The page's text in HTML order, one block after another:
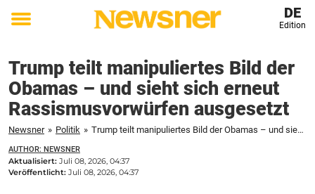
Toggle
DE
Edition
Trump teilt manipuliertes Bild der
Obamas – und sieht sich erneut
Rassismusvorwürfen ausgesetzt
Newsner » Politik » Trump teilt manipuliertes Bild der Obamas – und sieht sich erneut Rassismusvorwürfen ausgesetzt
AUTHOR: NEWSNER
Aktualisiert: Juli 08, 2026, 04:37
Veröffentlicht: Juli 08, 2026, 04:37